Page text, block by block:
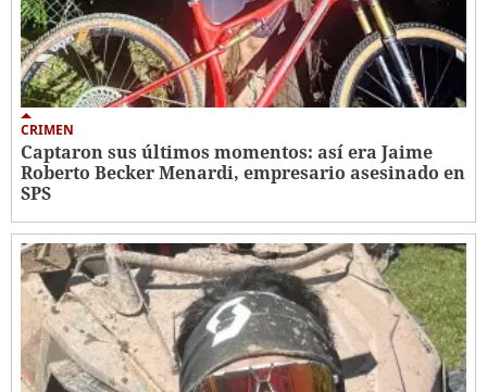
CRIMEN
Captaron sus últimos momentos: así era Jaime
Roberto Becker Menardi​​​, empresario asesinado en
SPS